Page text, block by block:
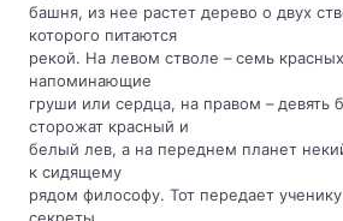
башня, из нее растет дерево о двух
которого питаются
рекой. На левом стволе – семь
напоминающие
груши или сердца, на правом – девять
сторожат красный и
белый лев, а на переднем планет
к сидящему
рядом философу. Тот передает